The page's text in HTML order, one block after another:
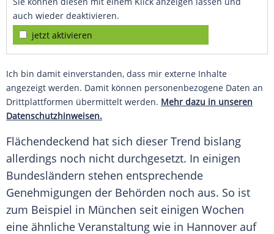
auch wieder deaktivieren.
jetzt aktivieren
Ich bin damit einverstanden, dass mir externe Inhalte
angezeigt werden. Damit können personenbezogene Daten an
Drittplattformen übermittelt werden. Mehr dazu in unseren
Datenschutzhinweisen.
Flächendeckend hat sich dieser Trend bislang
allerdings noch nicht durchgesetzt. In einigen
Bundesländern stehen entsprechende
Genehmigungen der Behörden noch aus. So ist
zum Beispiel in München seit einigen Wochen
eine ähnliche Veranstaltung wie in Hannover auf